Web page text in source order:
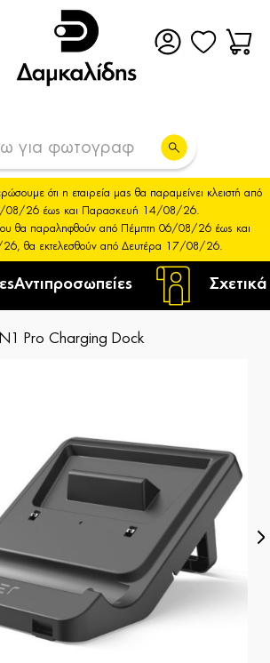
Αντιπροσωπείες
ότι η εταιρεία μας θα παραμείνει κλειστή από
08/26 έως και Παρασκευή 14/08/26.
θα παραληφθούν από Πέμπτη 06/08/26 έως και
θα εκτελεσθούν από Δευτέρα 17/08/26.
Pro Charging Dock